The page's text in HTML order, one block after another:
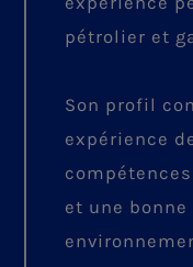
pétrolier et
Son profil
expérience
et une